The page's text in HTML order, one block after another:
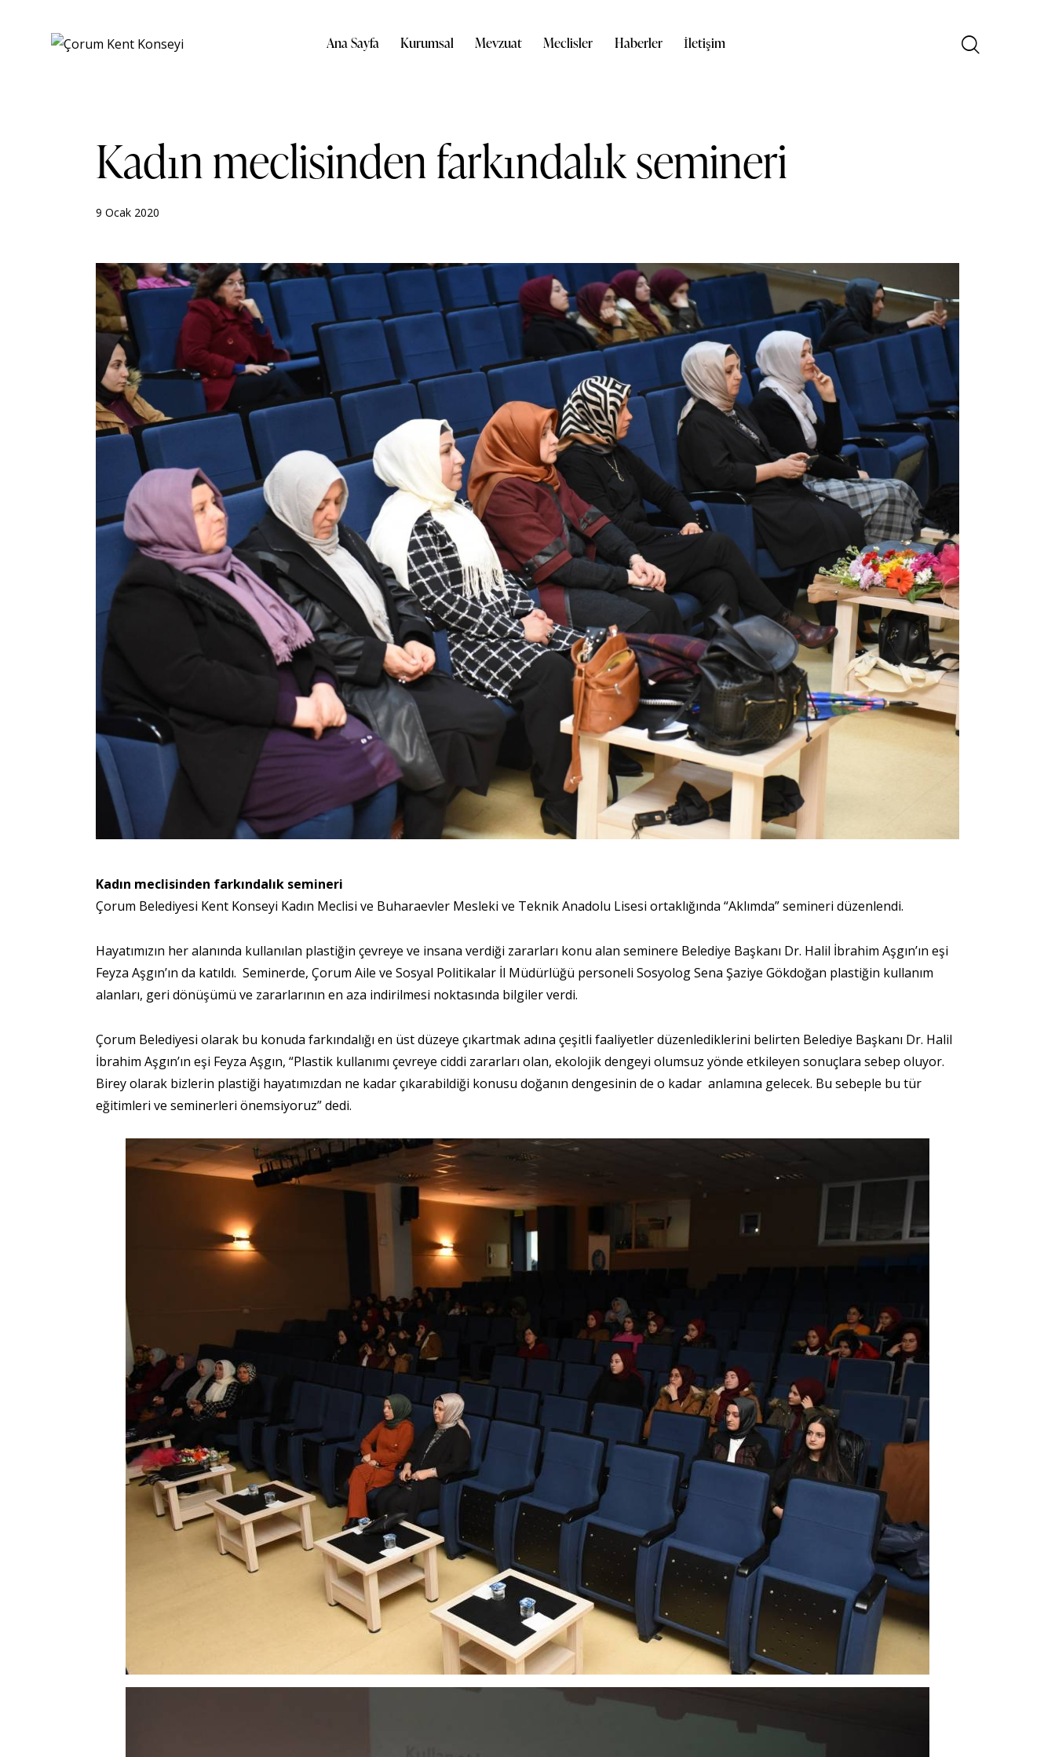
Ana Sayfa Kurumsal Mevzuat Meclisler Haberler İletişim
Kadın meclisinden farkındalık semineri
9 Ocak 2020
Kadın meclisinden farkındalık semineri
Çorum Belediyesi Kent Konseyi Kadın Meclisi ve Buharaevler Mesleki ve Teknik Anadolu Lisesi ortaklığında “Aklımda” semineri düzenlendi.
Hayatımızın her alanında kullanılan plastiğin çevreye ve insana verdiği zararları konu alan seminere Belediye Başkanı Dr. Halil İbrahim Aşgın’ın eşi
Feyza Aşgın’ın da katıldı. Seminerde, Çorum Aile ve Sosyal Politikalar İl Müdürlüğü personeli Sosyolog Sena Şaziye Gökdoğan plastiğin kullanım
alanları, geri dönüşümü ve zararlarının en aza indirilmesi noktasında bilgiler verdi.
Çorum Belediyesi olarak bu konuda farkındalığı en üst düzeye çıkartmak adına çeşitli faaliyetler düzenlediklerini belirten Belediye Başkanı Dr. Halil
İbrahim Aşgın’ın eşi Feyza Aşgın, “Plastik kullanımı çevreye ciddi zararları olan, ekolojik dengeyi olumsuz yönde etkileyen sonuçlara sebep oluyor.
Birey olarak bizlerin plastiği hayatımızdan ne kadar çıkarabildiği konusu doğanın dengesinin de o kadar anlamına gelecek. Bu sebeple bu tür
eğitimleri ve seminerleri önemsiyoruz” dedi.